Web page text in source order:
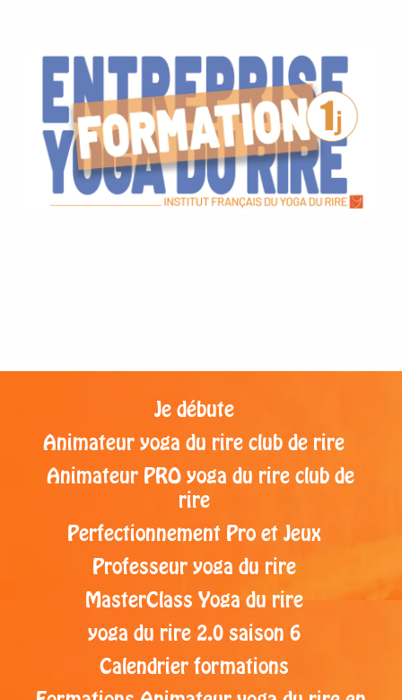
Je débute
Animateur yoga du rire club de rire
Animateur PRO yoga du rire club de
rire
Perfectionnement Pro et Jeux
Professeur yoga du rire
MasterClass Yoga du rire
yoga du rire 2.0 saison 6
Calendrier formations